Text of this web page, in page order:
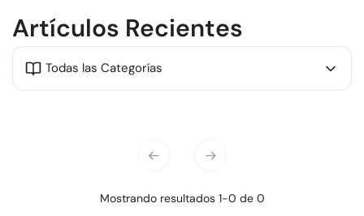
Artículos Recientes
Todas las Categorías
Mostrando resultados 1-0 de 0